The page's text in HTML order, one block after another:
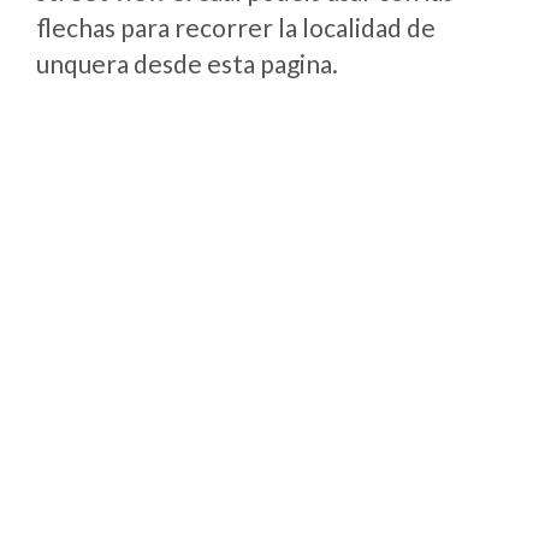
flechas para recorrer la localidad de
unquera desde esta pagina.